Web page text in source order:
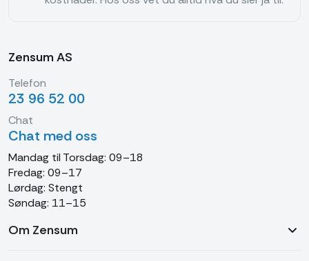
Zensum AS
Telefon
23 96 52 00
Chat
Chat med oss
Mandag til Torsdag: 09–18
Fredag: 09–17
Lørdag: Stengt
Søndag: 11–15
Om Zensum